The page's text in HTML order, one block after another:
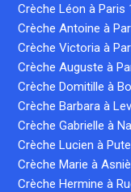
Crèche Léon à Paris
Crèche Antoine à
Crèche Victoria à
Crèche Auguste à
Crèche Domitille à
Crèche Barbara à
Crèche Gabrielle à
Crèche Lucien à
Crèche Marie à
Crèche Hermine à